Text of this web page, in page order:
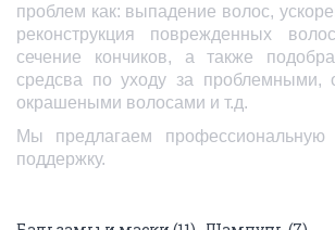
проблем как: выпадение волос,
реконструкция поврежденных
сечение кончиков, а также
средсва по уходу за проблемными,
окрашеными волосами и т.д.
Мы предлагаем профессиональную
поддержку.